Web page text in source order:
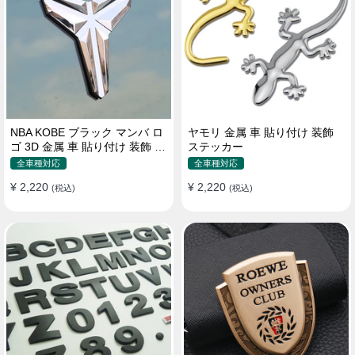
NBA KOBE ブラック マンバ ロ
ゴ 3D 金属 車 貼り付け 装飾 ス
テッカー
全車種対応
¥ 2,220 (税込)
ヤモリ 金属 車 貼り付け 装飾
ステッカー
全車種対応
¥ 2,220 (税込)